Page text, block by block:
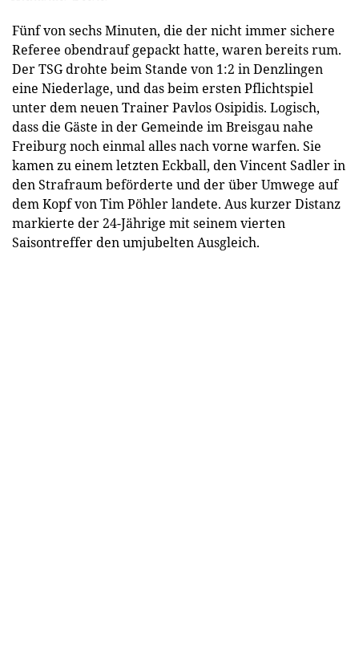
Fünf von sechs Minuten, die der nicht immer sichere
Referee obendrauf gepackt hatte, waren bereits rum.
Der TSG drohte beim Stande von 1:2 in Denzlingen
eine Niederlage, und das beim ersten Pflichtspiel
unter dem neuen Trainer Pavlos Osipidis. Logisch,
dass die Gäste in der Gemeinde im Breisgau nahe
Freiburg noch einmal alles nach vorne warfen. Sie
kamen zu einem letzten Eckball, den Vincent Sadler in
den Strafraum beförderte und der über Umwege auf
dem Kopf von Tim Pöhler landete. Aus kurzer Distanz
markierte der 24-Jährige mit seinem vierten
Saisontreffer den umjubelten Ausgleich.